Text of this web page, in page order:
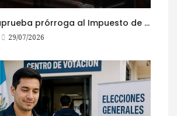
El Congreso aprueba prórroga al Impuesto de Circulación 2026
29/07/2026